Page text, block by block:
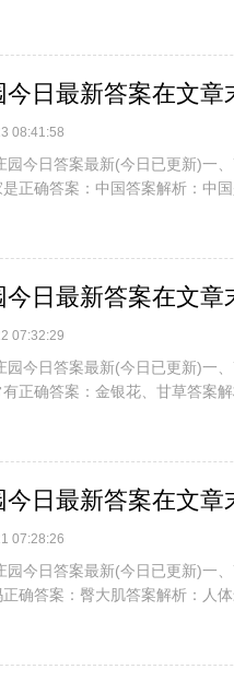
08:41:58
园今日答案最新(今日已更新)一
是正确答案：中国答案解析：中
07:32:29
园今日答案最新(今日已更新)一
正确答案：金银花、甘草答案
07:28:26
园今日答案最新(今日已更新)一
正确答案：臀大肌答案解析：人